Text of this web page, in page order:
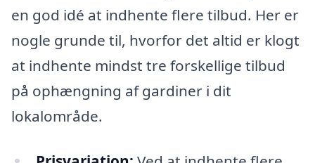
en god idé at indhente flere tilbud. Her er
nogle grunde til, hvorfor det altid er klogt
at indhente mindst tre forskellige tilbud
på ophængning af gardiner i dit
lokalområde.